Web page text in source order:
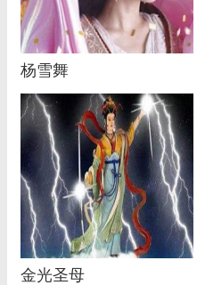
杨雪舞
金光圣母